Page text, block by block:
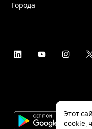
Города
Этот
cookie,